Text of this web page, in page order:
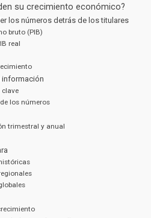
su crecimiento económico?
los números detrás de los titulares
bruto (PIB)
real
información
los números
trimestral y anual